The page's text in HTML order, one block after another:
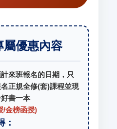
屬優惠內容
來班報名的日期，只
正規全修(套)課程並現
書一本
/金榜函授)
：